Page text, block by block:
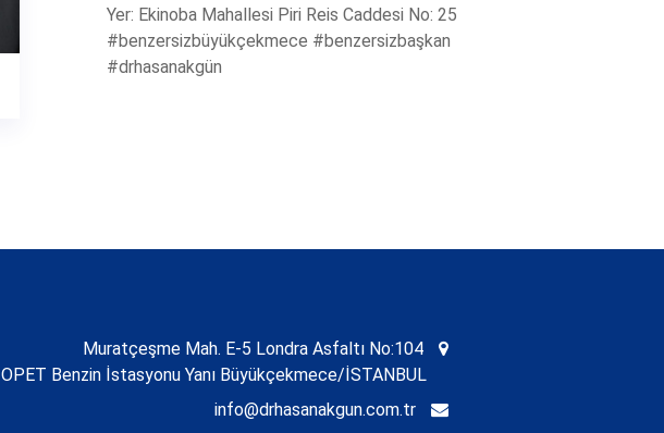
Yer: Ekinoba Mahallesi Piri Reis Caddesi No: 25
#benzersizbüyükçekmece #benzersizbaşkan
#drhasanakgün
Muratçeşme Mah. E-5 Londra Asfaltı No:104
OPET Benzin İstasyonu Yanı Büyükçekmece/İSTANBUL
info@drhasanakgun.com.tr